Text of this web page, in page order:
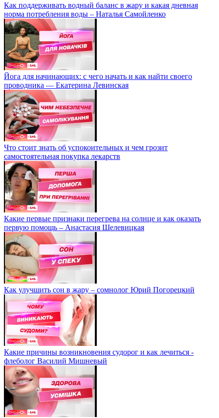
Как поддерживать водный баланс в жару и какая дневная
норма потребления воды – Наталья Самойленко
Йога для начинающих: с чего начать и как найти своего
проводника — Екатерина Левинская
Что стоит знать об успокоительных и чем грозит
самостоятельная покупка лекарств
Какие первые признаки перегрева на солнце и как оказать
первую помощь – Анастасия Шелевицкая
Как улучшить сон в жару – сомнолог Юрий Погорецкий
Какие причины возникновения судорог и как лечиться -
флеболог Василий Мишневый